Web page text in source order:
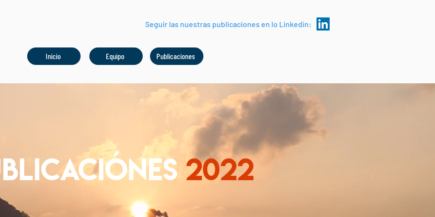
Seguir las nuestras publicaciones en lo Linkedin:
Inicio Equipo Publicaciones
2022